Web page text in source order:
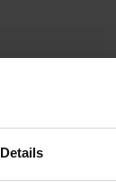
Details